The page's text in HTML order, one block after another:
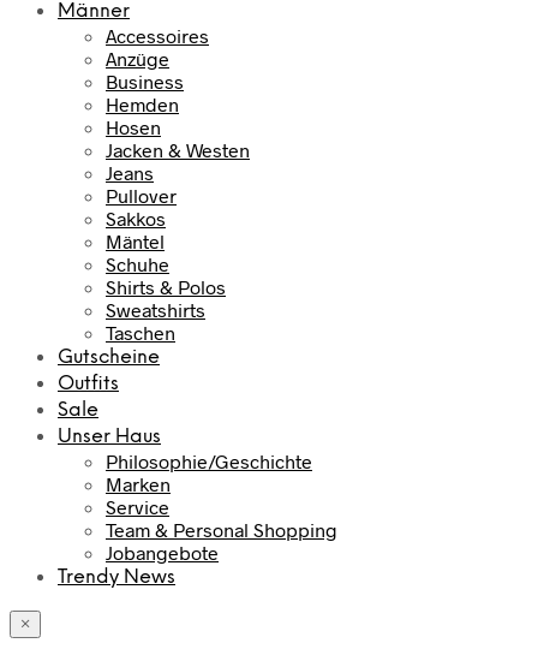
Männer
Accessoires
Anzüge
Business
Hemden
Hosen
Jacken & Westen
Jeans
Pullover
Sakkos
Mäntel
Schuhe
Shirts & Polos
Sweatshirts
Taschen
Gutscheine
Outfits
Sale
Unser Haus
Philosophie/Geschichte
Marken
Service
Team & Personal Shopping
Jobangebote
Trendy News
×